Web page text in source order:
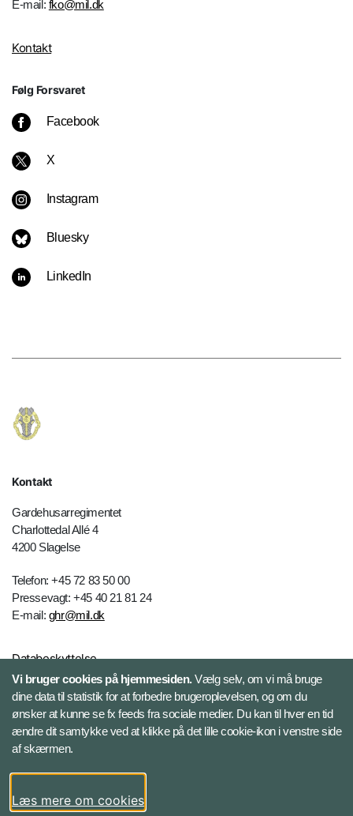
E-mail: fko@mil.dk
Kontakt
Følg Forsvaret
Facebook
X
Instagram
Bluesky
LinkedIn
Kontakt
Gardehusarregimentet
Charlottedal Allé 4
4200 Slagelse
Telefon: +45 72 83 50 00
Pressevagt: +45 40 21 81 24
E-mail: ghr@mil.dk
Databeskyttelse
Følg Gardehusarregimentet
Facebook
Instagram
Vi bruger cookies på hjemmesiden.Vælg selv, om vi må bruge
dine data til statistik for at forbedre brugeroplevelsen, og om du
ønsker at kunne se fx feeds fra sociale medier. Du kan til hver en tid
ændre dit samtykke ved at klikke på det lille cookie-ikon i venstre side
af skærmen.
Læs mere om cookies